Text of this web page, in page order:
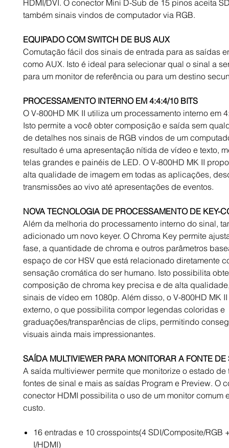
HDMI/DVI. O conector Mini D-Sub de 15 pinos aceita
também sinais vindos de computador via RGB.
EQUIPADO COM SWITCH DE BUS AUX
Comutação fácil dos sinais de entrada para as saídas
como AUX. Isto é ideal para selecionar qual o sinal a
para um monitor de referência ou para um destino
PROCESSAMENTO INTERNO EM 4:4:4/10 BITS
O V-800HD MK II utiliza um processamento interno em
Isto permite a você obter composição e saída sem
de detalhes nos sinais de RGB vindos de um
resultado é uma apresentação nítida de vídeo e texto,
telas grandes e painéis de LED. O V-800HD MK II
alta qualidade de imagem em todas as aplicações,
transmissões ao vivo até apresentações de eventos.
NOVA TECNOLOGIA DE PROCESSAMENTO DE KEY-
Além da melhoria do processamento interno do sinal,
adicionado um novo keyer. O Chroma Key permite
fase, a quantidade de chroma e outros parâmetros
espaço de cor HSV que está relacionado diretamente
sensação cromática do ser humano. Isto possibilita
composição de chroma key precisa e de alta
sinais de vídeo em 1080p. Além disso, o V-800HD MK
externo, o que possibilita compor legendas coloridas e
graduações/transparências de clips, permitindo
visuais ainda mais impressionantes.
SAÍDA MULTIVIEWER PARA MONITORAR A FONTE DE
A saída multiviewer permite que monitorize o estado de
fontes de sinal e mais as saídas Program e Preview. O
conector HDMI possibilita o uso de um monitor comum
custo.
16 entradas e 10 crosspoints(4 SDI/Composite/RGB
I/HDMI)